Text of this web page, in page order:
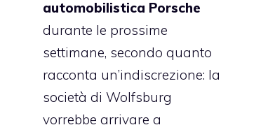
automobilistica Porsche
durante le prossime
settimane, secondo quanto
racconta un’indiscrezione: la
società di Wolfsburg
vorrebbe arrivare a